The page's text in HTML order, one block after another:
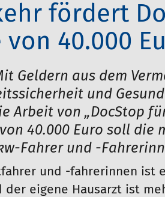
fördert
von 40.000
Geldern aus dem
und
Arbeit von „DocStop
40.000 Euro soll
Fahrer und -
und -fahrerinnen ist
der eigene Hausarzt ist